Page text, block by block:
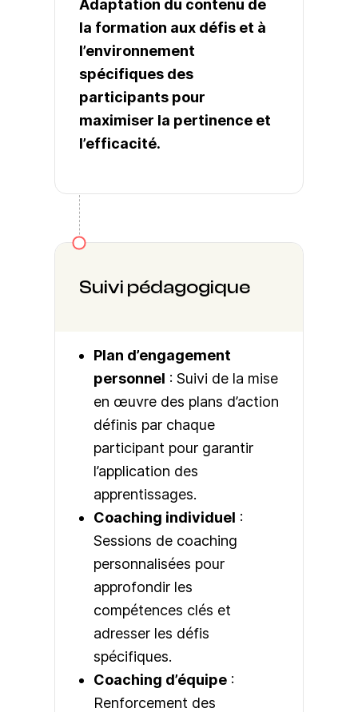
Adaptation du contenu de
la formation aux défis et à
l’environnement
spécifiques des
participants pour
maximiser la pertinence et
l’efficacité.
Suivi pédagogique
Plan d’engagement
personnel : Suivi de la mise
en œuvre des plans d’action
définis par chaque
participant pour garantir
l’application des
apprentissages.
Coaching individuel :
Sessions de coaching
personnalisées pour
approfondir les
compétences clés et
adresser les défis
spécifiques.
Coaching d’équipe :
Renforcement des